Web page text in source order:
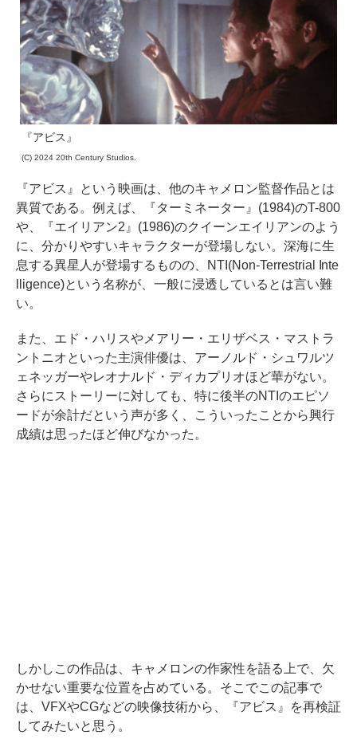
『アビス』
(C) 2024 20th Century Studios.
『アビス』という映画は、他のキャメロン監督作品とは
異質である。例えば、『ターミネーター』(1984)のT-800
や、『エイリアン2』(1986)のクイーンエイリアンのよう
に、分かりやすいキャラクターが登場しない。深海に生
息する異星人が登場するものの、NTI(Non-Terrestrial Inte
lligence)という名称が、一般に浸透しているとは言い難
い。
また、エド・ハリスやメアリー・エリザベス・マストラ
ントニオといった主演俳優は、アーノルド・シュワルツ
ェネッガーやレオナルド・ディカプリオほど華がない。
さらにストーリーに対しても、特に後半のNTIのエピソ
ードが余計だという声が多く、こういったことから興行
成績は思ったほど伸びなかった。
しかしこの作品は、キャメロンの作家性を語る上で、欠
かせない重要な位置を占めている。そこでこの記事で
は、VFXやCGなどの映像技術から、『アビス』を再検証
してみたいと思う。